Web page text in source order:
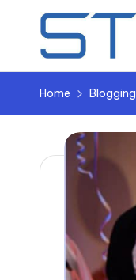
Home Blogging